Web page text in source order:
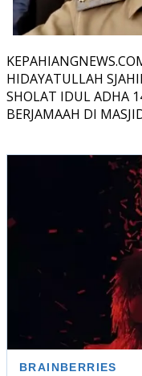
HIDAYATULLAH
SHOLAT IDUL ADHA
BERJAMAAH DI